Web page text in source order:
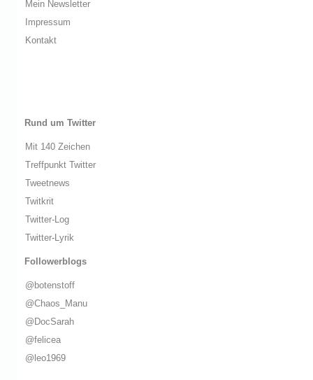
Mein Newsletter
Impressum
Kontakt
Rund um Twitter
Mit 140 Zeichen
Treffpunkt Twitter
Tweetnews
Twitkrit
Twitter-Log
Twitter-Lyrik
Followerblogs
@botenstoff
@Chaos_Manu
@DocSarah
@felicea
@leo1969